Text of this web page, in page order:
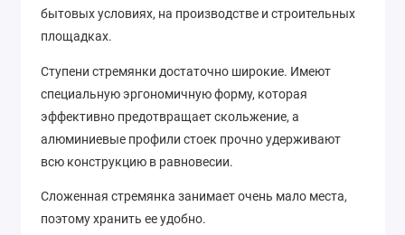
бытовых условиях, на производстве и строительных
площадках.
Ступени стремянки достаточно широкие. Имеют
специальную эргономичную форму, которая
эффективно предотвращает скольжение, а
алюминиевые профили стоек прочно удерживают
всю конструкцию в равновесии.
Сложенная стремянка занимает очень мало места,
поэтому хранить ее удобно.